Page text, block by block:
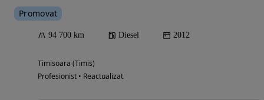
Promovat
94 700 km Diesel 2012
Timisoara (Timis)
Profesionist • Reactualizat